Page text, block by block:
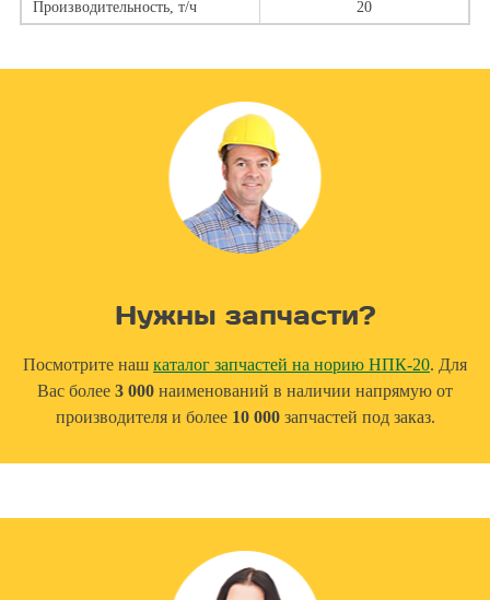
Производительность, т/ч
20
Нужны запчасти?
Посмотрите наш каталог запчастей на норию НПК-20. Для
Вас более 3 000 наименований в наличии напрямую от
производителя и более 10 000запчастей под заказ.